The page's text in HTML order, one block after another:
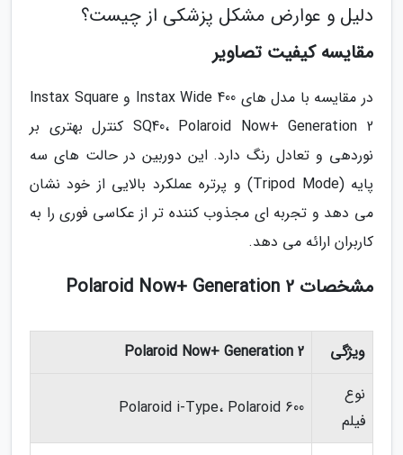
دلیل و عوارض مشکل پزشکی از چیست؟
مقایسه کیفیت تصاویر
در مقایسه با مدل های Instax Wide 400 و Instax Square
SQ40، Polaroid Now+ Generation 2 کنترل بهتری بر
نوردهی و تعادل رنگ دارد. این دوربین در حالت های سه
پایه (Tripod Mode) و پرتره عملکرد بالایی از خود نشان
می دهد و تجربه ای مجذوب کننده تر از عکاسی فوری را به
کاربران ارائه می دهد.
مشخصات Polaroid Now+ Generation 2
ویژگی
Polaroid Now+ Generation 2
نوع
فیلم
Polaroid i-Type، Polaroid 600